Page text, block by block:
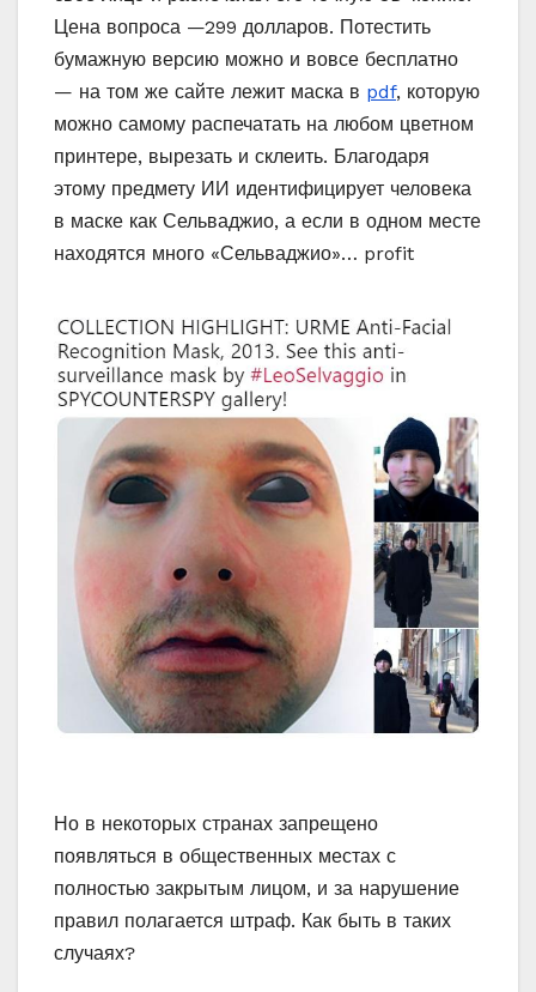
Цена вопроса —299 долларов. Потестить
бумажную версию можно и вовсе бесплатно
— на том же сайте лежит маска в pdf, которую
можно самому распечатать на любом цветном
принтере, вырезать и склеить. Благодаря
этому предмету ИИ идентифицирует человека
в маске как Сельваджио, а если в одном месте
находятся много «Сельваджио»… profit
Но в некоторых странах запрещено
появляться в общественных местах с
полностью закрытым лицом, и за нарушение
правил полагается штраф. Как быть в таких
случаях?